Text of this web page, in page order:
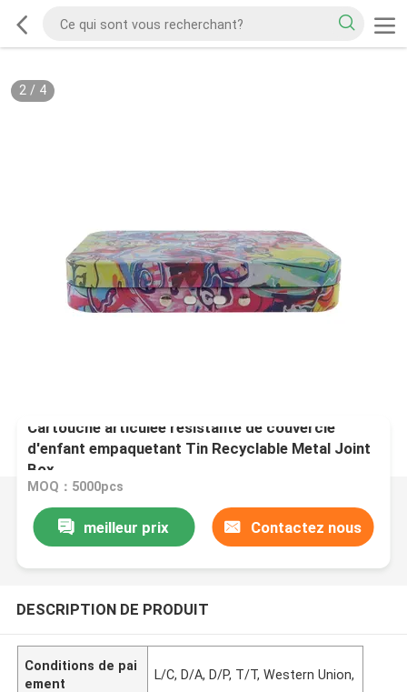
2/ 4
Cartouche articulée résistante de couvercle
d'enfant empaquetant Tin Recyclable Metal Joint
Box
MOQ：5000pcs
meilleur prix Contactez nous
DESCRIPTION DE PRODUIT
Conditions de pai
ement
L/C, D/A, D/P, T/T, Western Union,